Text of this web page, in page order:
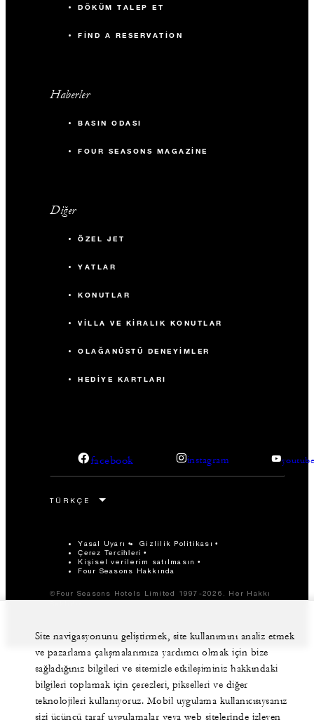
DÖKÜM TALEP ET
FIND A RESERVATION
Haberler
BASIN ODASI
FOUR SEASONS MAGAZINE
Diğer
ÖZEL JET
YATLAR
KONUTLAR
VILLA VE KIRALIK KONUTLAR
OLAĞANÜSTÜ DENEYIMLER
HEDIYE KARTLARI
facebook instagram
Yasal Uyarı Gizlilik Politikası
Çerez Tercihleri
Kişisel verilerim satılmasın
Four Seasons Hakkında
©Four Seasons Hotels Limited 1997-2026. Her Hakkı
Site navigasyonunu geliştirmek, site kullanımını analiz etmek
ve pazarlama çalışmalarımıza yardımcı olmak için bize
sağladığınız bilgileri ve sitemizle etkileşiminiz hakkındaki
bilgileri toplamak için çerezleri, pikselleri ve diğer
teknolojileri kullanıyoruz. Mobil uygulama kullanıcısıysanız
sizi üçüncü taraf uygulamalar veya web sitelerinde izleyen